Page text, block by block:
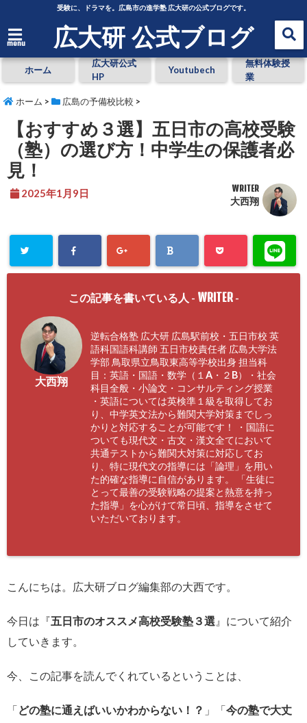
受験に、ドラマを。広島市の進学塾 広大研の公式ブログです。
menu 広大研 公式ブログ
ホーム
広大研公式
HP
Youtubech
無料体験授
業
ホーム > 広島の予備校比較 >
【おすすめ３選】五日市の高校受験
（塾）の選び方！中学生の保護者必
見！
2025年1月9日 WRITER
大西翔
この記事を書いている人 - WRITER-
大西翔
逆転合格塾 広大研 広島駅前校・五日市校 英
語科国語科講師 五日市校責任者 広島大学法
学部 鳥取県立鳥取東高等学校出身 担当科
目：英語・国語・数学（１A・２B）・社会
科目全般・小論文・コンサルティング授業
・英語については英検準１級を取得してお
り、中学英文法から難関大学対策までしっ
かりと対応することが可能です！ ・国語に
ついても現代文・古文・漢文全てにおいて
共通テストから難関大対策に対応してお
り、特に現代文の指導には「論理」を用い
た的確な指導に自信があります。 「生徒に
とって最善の受験戦略の提案と熱意を持っ
た指導」を心がけて常日頃、指導をさせて
いただいております。
こんにちは。広大研ブログ編集部の大西です。
今日は『五日市のオススメ高校受験塾３選 』について紹介
していきます。
今、この記事を読んでくれているということは、
「どの塾に通えばいいかわからない！？ 」「今の塾で大丈